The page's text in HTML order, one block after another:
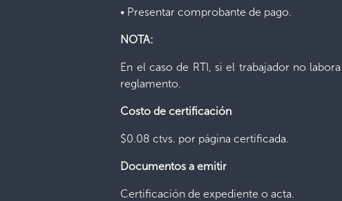
• Presentar comprobante de pago.
NOTA:
En el caso de RTI, si el trabajador no
reglamento.
Costo de certificación
$0.08 ctvs. por página certificada.
Documentos a emitir
Certificación de expediente o acta.